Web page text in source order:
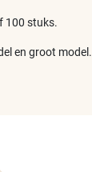
100 stuks.
en groot model.